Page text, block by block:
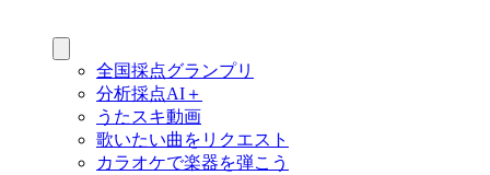
全国採点グランプリ
分析採点AI＋
うたスキ動画
歌いたい曲をリクエスト
カラオケで楽器を弾こう